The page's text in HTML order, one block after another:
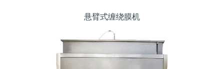
悬臂式缠绕膜机